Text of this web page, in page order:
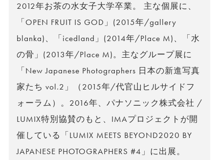
2012年お茶の水女子大学卒業。 主な個展に、
「OPEN FRUIT IS GOD」(2015年/gallery
blanka)、「icedland」(2014年/Place M)、「水
の骨」(2013年/Place M)。主なグループ展に
「New Japanese Photographers 日本の新進写真
家たち vol.2」（2015年/代官山ヒルサイドフ
ォーラム）。2016年、パナソニック株式会社 /
LUMIX特別協賛のもと、IMAプロジェクトが開
催している「LUMIX MEETS BEYOND2020 BY
JAPANESE PHOTOGRAPHERS #4」に出展。